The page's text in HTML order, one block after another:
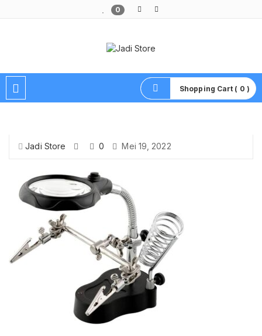
0
Shopping Cart ( 0 )
Jadi Store 0 Mei 19, 2022